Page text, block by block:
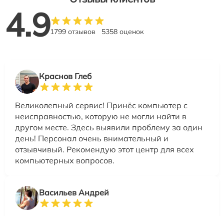
4.91799 отзывов 5358 оценок
Краснов Глеб
Великолепный сервис! Принёс компьютер с
неисправностью, которую не могли найти в
другом месте. Здесь выявили проблему за один
день! Персонал очень внимательный и
отзывчивый. Рекомендую этот центр для всех
компьютерных вопросов.
Васильев Андрей